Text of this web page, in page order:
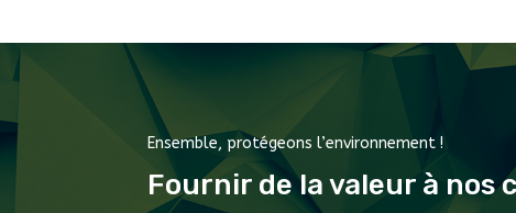
Ensemble, protégeons l’environnement !
Fournir de la valeur à nos